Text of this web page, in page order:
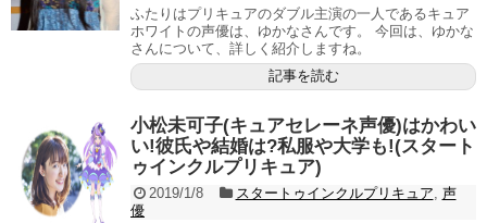
ふたりはプリキュアのダブル主演の一人であるキュア
ホワイトの声優は、ゆかなさんです。 今回は、ゆかな
さんについて、詳しく紹介しますね。
記事を読む
小松未可子(キュアセレーネ声優)はかわい
い!彼氏や結婚は?私服や大学も!(スタート
ゥインクルプリキュア)
2019/1/8 スタートゥインクルプリキュア 声
優